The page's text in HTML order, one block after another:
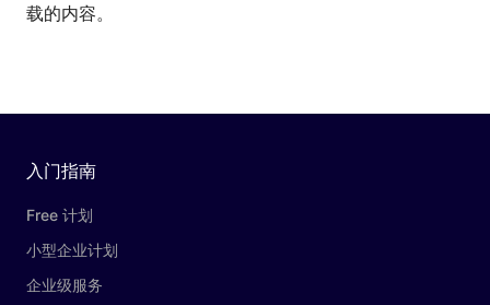
载的内容。
入门指南
Free 计划
小型企业计划
企业级服务